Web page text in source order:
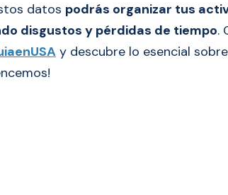
datos podrás organizar tus
disgustos y pérdidas de tiempo.
y descubre lo esencial